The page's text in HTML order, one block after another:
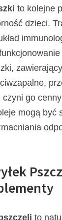
to kolejne
dzieci.
go
mogą być
to